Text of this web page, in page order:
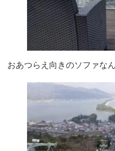
おあつらえ向きのソファな